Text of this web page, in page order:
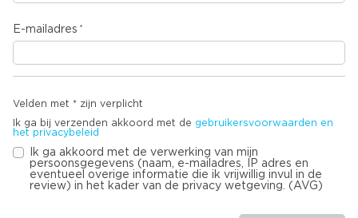
E-mailadres
Velden met * zijn verplicht
Ik ga bij verzenden akkoord met de gebruikersvoorwaarden en
het privacybeleid
Ik ga akkoord met de verwerking van mijn
persoonsgegevens (naam, e-mailadres, IP adres en
eventueel overige informatie die ik vrijwillig invul in de
review) in het kader van de privacy wetgeving. (AVG)